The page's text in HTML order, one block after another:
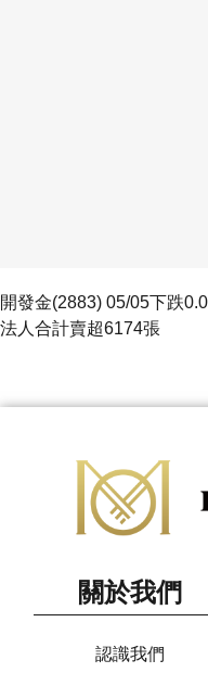
開發金(2883) 05/05下跌
法人合計賣超6174張
關於我們
認識我們